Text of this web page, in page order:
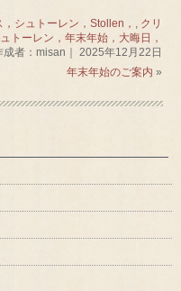
，シュトーレン，Stollen， , クリ
トーレン，年末年始，大晦日，
成者：misan｜ 2025年12月22日
年末年始のご案内 »